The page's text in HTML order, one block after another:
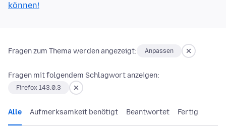
können!
Fragen zum Thema werden angezeigt: Anpassen
Fragen mit folgendem Schlagwort anzeigen:
Firefox 143.0.3
Alle Aufmerksamkeit benötigt Beantwortet Fertig